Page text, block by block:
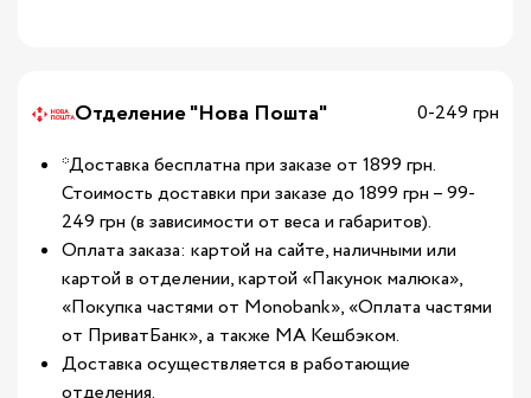
Отделение "Нова Пошта"
0-249 грн
*Доставка бесплатна при заказе от 1899 грн.
Стоимость доставки при заказе до 1899 грн – 99-
249 грн (в зависимости от веса и габаритов).
Оплата заказа: картой на сайте, наличными или
картой в отделении, картой «Пакунок малюка»,
«Покупка частями от Monobank», «Оплата частями
от ПриватБанк», а также МА Кешбэком.
Доставка осуществляется в работающие